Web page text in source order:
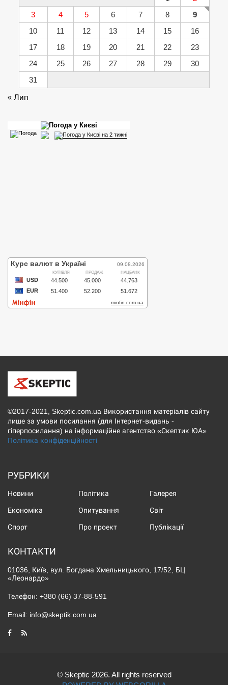
3
4 5 6 7 8
9
10
11 12 13 14 15
16
17
18 19 20 21 22
23
24
25 26 27 28 29
30
31
« Лип
©2017-2021, Skeptic.com.ua Використання матеріалів сайту
лише за умови посилання (для Інтернет-видань -
гіперпосилання) на інформаційне агентство «Скептик ЮА»
Політика конфіденційності
РУБРИКИ
Новини Політика Галерея
Економіка Опитування Світ
Спорт Про проект Публікації
КОНТАКТИ
01036, Київ, вул. Богдана Хмельницького, 17/52, БЦ
«Леонардо»
Телефон: +380 (66) 37-88-591
Email: info@skeptik.com.ua
© Skeptic 2026. All rights reserved